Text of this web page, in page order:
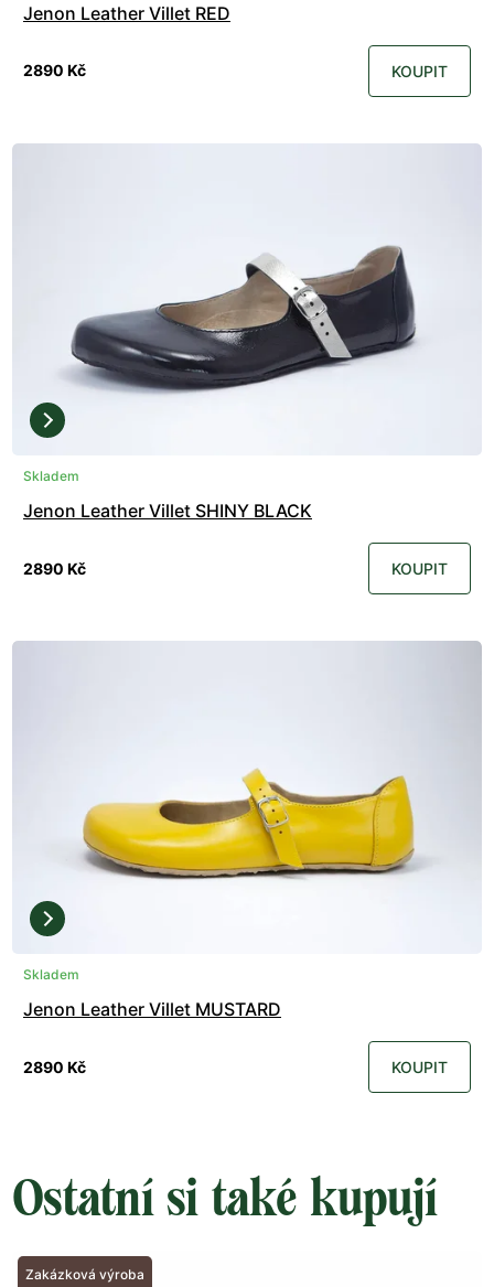
Jenon Leather Villet RED
2890 Kč KOUPIT
Skladem
Jenon Leather Villet SHINY BLACK
2890 Kč KOUPIT
Skladem
Jenon Leather Villet MUSTARD
2890 Kč KOUPIT
Ostatní si také kupují
Zakázková výroba